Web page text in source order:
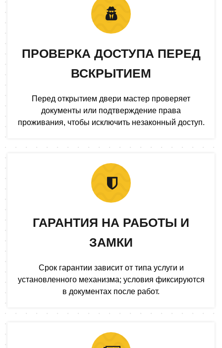
ПРОВЕРКА ДОСТУПА ПЕРЕД
ВСКРЫТИЕМ
Перед открытием двери мастер проверяет
документы или подтверждение права
проживания, чтобы исключить незаконный доступ.
ГАРАНТИЯ НА РАБОТЫ И
ЗАМКИ
Срок гарантии зависит от типа услуги и
установленного механизма; условия фиксируются
в документах после работ.